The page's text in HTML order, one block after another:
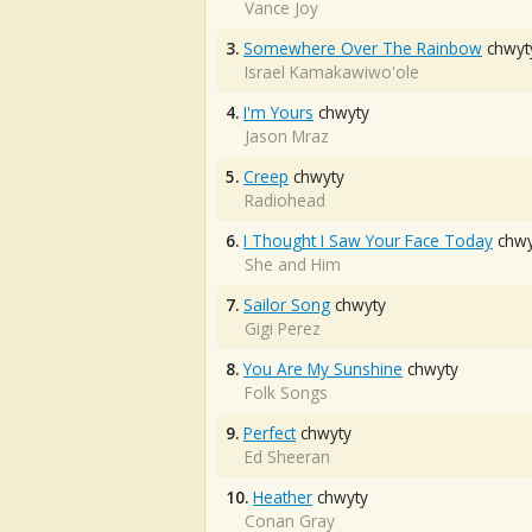
Vance Joy
3. Somewhere Over The Rainbow
Israel Kamakawiwo'ole
4. I'm Yours chwyty
Jason Mraz
5. Creep chwyty
Radiohead
6. I Thought I Saw Your Face Today
She and Him
7. Sailor Song chwyty
Gigi Perez
8. You Are My Sunshine chwyty
Folk Songs
9. Perfectchwyty
Ed Sheeran
10. Heather chwyty
Conan Gray